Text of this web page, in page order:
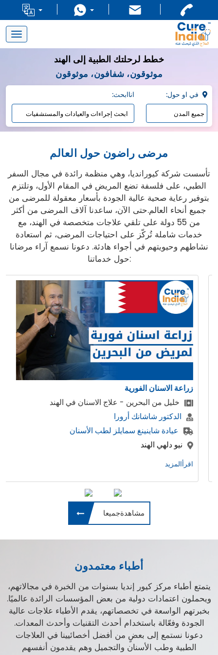
Toggle
navigation
خطط لرحلتك الطبية إلى الهند
موثوقون، شفافون، موثوقون
:اناابحث
مرضى راضون حول العالم
تأسست شركة كيورانديا، وهي منظمة رائدة في مجال السفر
الطبي، على فلسفة تضع المريض في المقام الأول، وتلتزم
بتوفير رعاية صحية عالية الجودة بأسعار معقولة للمرضى من
جميع أنحاء العالم.حتى الآن، ساعدنا آلاف المرضى من أكثر
من 55 دولة على تلقي علاجات متخصصة في الهند، مع
خدمات شاملة تُركّز على احتياجات المرضى، ثم استعادة
نشاطهم وحيويتهم في أجواء هادئة. دعونا نسمع آراء مرضانا
حول خدماتنا:
الاسنان في الهند
لطب الأسنان
المريض من البحرين
وورد اوف دينتيستري
مشاهدةجميعا
أطباء معتمدون
يتمتع أطباء مركز كيور إنديا بسنوات من الخبرة في مجالاتهم،
ويحملون اعتمادات دولية من بعض المؤسسات الرائدة عالميًا.
بخبرتهم الواسعة في تخصصاتهم، يقدم الأطباء علاجات عالية
الجودة وفعّالة باستخدام أحدث التقنيات وأحدث المعدات.
دعونا نستمع إلى بعضٍ من أفضل أخصائيينا في العلاجات
الطبية وطب الأسنان والتجميل وهم يقدمون أنفسهم